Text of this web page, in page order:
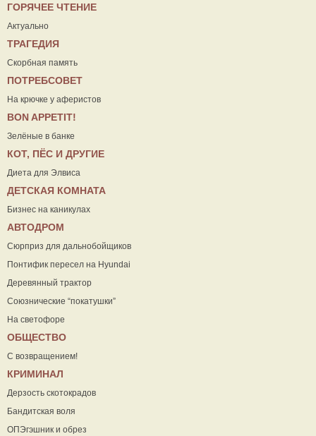
ГОРЯЧЕЕ ЧТЕНИЕ
Актуально
ТРАГЕДИЯ
Скорбная память
ПОТРЕБСОВЕТ
На крючке у аферистов
ВON APPETIT!
Зелёные в банке
КОТ, ПЁС И ДРУГИЕ
Диета для Элвиса
ДЕТСКАЯ КОМНАТА
Бизнес на каникулах
АВТОДРОМ
Сюрприз для дальнобойщиков
Понтифик пересел на Hyundai
Деревянный трактор
Союзнические “покатушки”
На светофоре
ОБЩЕСТВО
С возвращением!
КРИМИНАЛ
Дерзость скотокрадов
Бандитская воля
ОПЭгэшник и обрез